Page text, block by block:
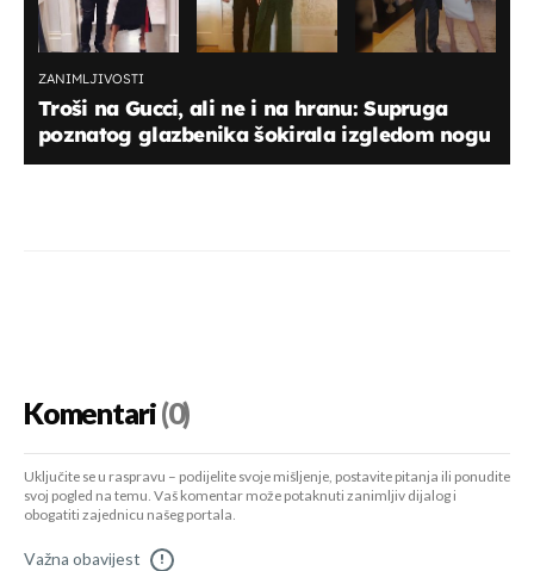
ZANIMLJIVOSTI
Troši na Gucci, ali ne i na hranu: Supruga
poznatog glazbenika šokirala izgledom nogu
Komentari(0)
Uključite se u raspravu – podijelite svoje mišljenje, postavite pitanja ili ponudite
svoj pogled na temu. Vaš komentar može potaknuti zanimljiv dijalog i
obogatiti zajednicu našeg portala.
Važna obavijest !